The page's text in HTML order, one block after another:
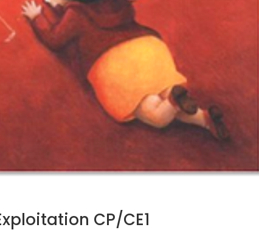
CP/CE1